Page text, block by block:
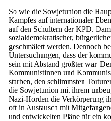
So wie die Sowjetunion die
Kampfes auf internationaler
auf den Schultern der KPD.
sozialdemokratischer,
geschmälert werden. Dennoch
Untersuchungen, dass der
sein mit Abstand größter war.
Kommunistinnen und
starben, den schlimmsten
die Sowjetunion mit ihrem
Nazi-Horden die Verkörperung
oft in Austausch mit
und entwickelten Pläne für ein